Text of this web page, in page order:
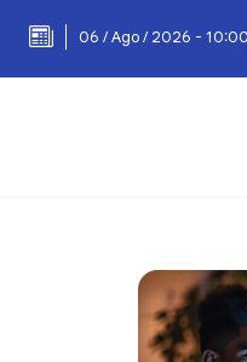
06 / Ago / 2026 -